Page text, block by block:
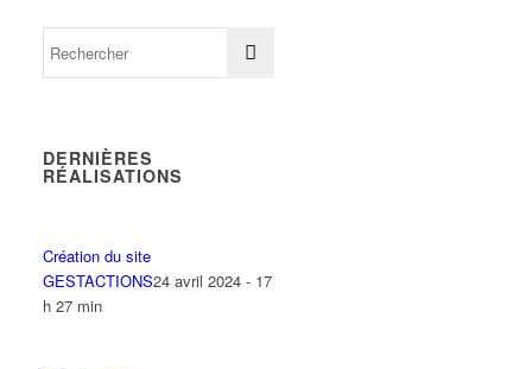
DERNIÈRES
RÉALISATIONS
Création du site
GESTACTIONS24 avril 2024 - 17
h 27 min